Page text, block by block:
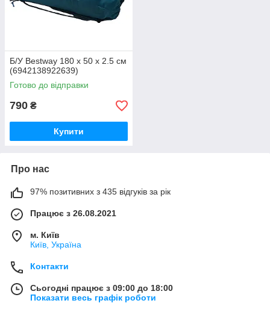
Б/У Bestway 180 x 50 x 2.5 см
(6942138922639)
Готово до відправки
790 ₴
Купити
Про нас
97% позитивних з 435 відгуків за рік
Працює з 26.08.2021
м. Київ
Київ, Україна
Контакти
Сьогодні працює з 09:00 до 18:00
Показати весь графік роботи